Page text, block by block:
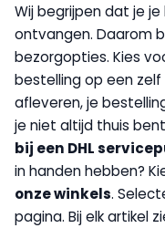
Wij begrijpen dat je
ontvangen. Daarom
bezorgopties. Kies
bestelling op een
afleveren, je
je niet altijd thuis
bij een DHL
in handen hebben?
onze winkels.
pagina. Bij elk artikel